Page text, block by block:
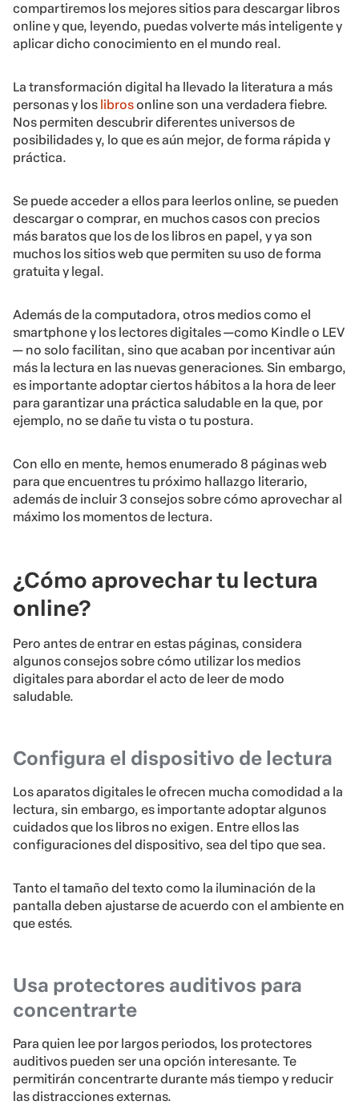
compartiremos los mejores sitios para descargar libros
online y que, leyendo, puedas volverte más inteligente y
aplicar dicho conocimiento en el mundo real.
La transformación digital ha llevado la literatura a más
personas y los librosonline son una verdadera fiebre.
Nos permiten descubrir diferentes universos de
posibilidades y, lo que es aún mejor, de forma rápida y
práctica.
Se puede acceder a ellos para leerlos online, se pueden
descargar o comprar, en muchos casos con precios
más baratos que los de los libros en papel, y ya son
muchos los sitios web que permiten su uso de forma
gratuita y legal.
Además de la computadora, otros medios como el
smartphone y los lectores digitales —como Kindle o LEV
— no solo facilitan, sino que acaban por incentivar aún
más la lectura en las nuevas generaciones. Sin embargo,
es importante adoptar ciertos hábitos a la hora de leer
para garantizar una práctica saludable en la que, por
ejemplo, no se dañe tu vista o tu postura.
Con ello en mente, hemos enumerado 8 páginas web
para que encuentres tu próximo hallazgo literario,
además de incluir 3 consejos sobre cómo aprovechar al
máximo los momentos de lectura.
¿Cómo aprovechar tu lectura
online?
Pero antes de entrar en estas páginas, considera
algunos consejos sobre cómo utilizar los medios
digitales para abordar el acto de leer de modo
saludable.
Configura el dispositivo de lectura
Los aparatos digitales le ofrecen mucha comodidad a la
lectura, sin embargo, es importante adoptar algunos
cuidados que los libros no exigen. Entre ellos las
configuraciones del dispositivo, sea del tipo que sea.
Tanto el tamaño del texto como la iluminación de la
pantalla deben ajustarse de acuerdo con el ambiente en
que estés.
Usa protectores auditivos para
concentrarte
Para quien lee por largos periodos, los protectores
auditivos pueden ser una opción interesante. Te
permitirán concentrarte durante más tiempo y reducir
las distracciones externas.